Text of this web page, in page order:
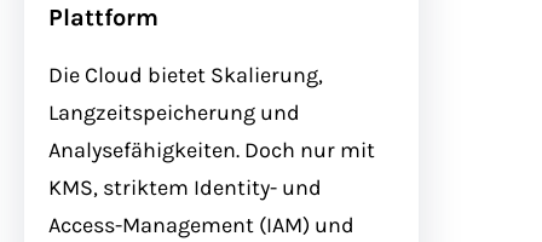
Plattform
Die Cloud bietet Skalierung,
Langzeitspeicherung und
Analysefähigkeiten. Doch nur mit
KMS, striktem Identity- und
Access-Management (IAM) und